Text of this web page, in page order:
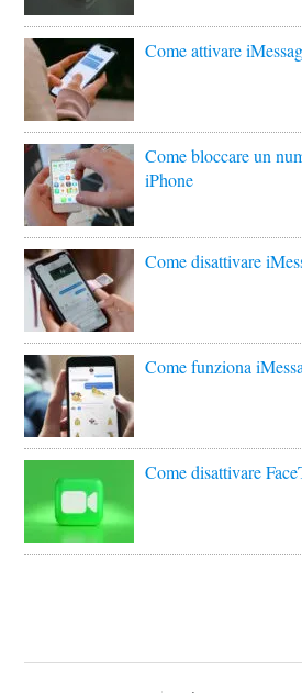
Come attivare
Come bloccare un
iPhone
Come disattivare
Come funziona
Come disattivare